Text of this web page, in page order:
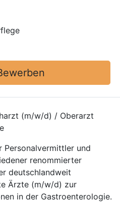
(m/w/d) / Oberarzt
Personalvermittler und
renommierter
deutschlandweit
Ärzte (m/w/d) zur
in der Gastroenterologie.